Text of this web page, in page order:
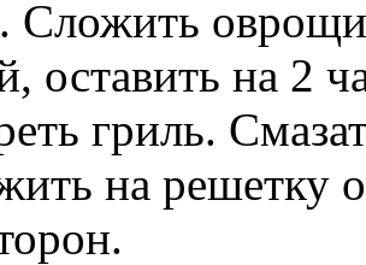
Сложить
оставить на 2
гриль.
на решетку